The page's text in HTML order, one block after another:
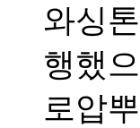
와싱
행했
로압